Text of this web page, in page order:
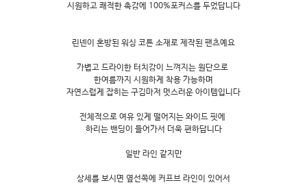
시원하고 쾌적한 촉감에 100%포커스를 두었답니다
린넨이 혼방된 워싱 코튼 소재로 제작된 팬츠예요
가볍고 드라이한 터치감이 느껴지는 원단으로
한여름까지 시원하게 착용 가능하며
자연스럽게 잡히는 구김마저 멋스러운 아이템입니다
전체적으로 여유 있게 떨어지는 와이드 핏에
하리는 밴딩이 들어가서 더욱 편하답니다
일반 라인 같지만
상세를 보시면 옆선쪽에 커프브 라인이 있어서